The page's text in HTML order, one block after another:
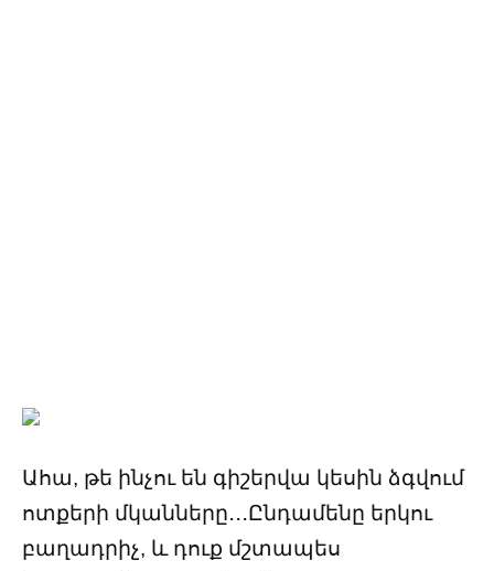
Ահա, թե ինչու են գիշերվա կեսին ձգվում
ոտքերի մկանները․․․Ընդամենը երկու
բաղադրիչ, և դուք մշտապես